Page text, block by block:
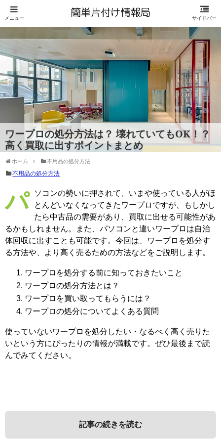
ワープロの処分方法は？ 壊れていてもOK！？
高く買取に出すポイントまとめ
ホーム 不用品の処分方法
不用品の処分方法
パソコンの勢いに押されて、いまや使っている人がほ
とんどいなくなってきたワープロですが、もしかし
たら中古品の需要があり、買取に出せる可能性があ
るかもしれません。また、パソコンと違いワープロは自治
体回収に出すことも可能です。今回は、ワープロを処分す
る方法や、より高く売るための方法などをご説明します。
ワープロを処分する前に知っておきたいこと
ワープロの処分方法とは？
ワープロを買い取ってもらうには？
ワープロの処分についてよくある質問
使っていないワープロを処分したい・なるべく高く売りた
いという方にぴったりの情報が満載です。ぜひ最後まで読
んでみてください。
記事の続きを読む